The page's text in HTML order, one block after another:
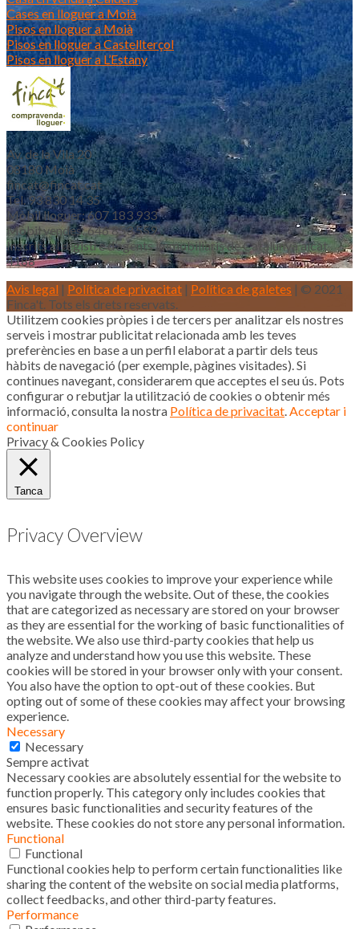
Cases en lloguer a Moià
Pisos en lloguer a Moià
Pisos en lloguer a Castellterçol
Pisos en lloguer a L’Estany
Av. de la Vila 20
08180 Moià
fincat@fincat.cat
Tel. 93 830 14 35
Mòbil lloguer: 607 183 933
Mòbil vendes: 646 853 559
Inscrits al registre d’agents immobiliaris de Catalunya aicat
4188
Avis legal | Política de privacitat | Política de galetes | © 2021
Finca't. Tots els drets reservats.
Utilitzem cookies pròpies i de tercers per analitzar els nostres
serveis i mostrar publicitat relacionada amb les teves
preferències en base a un perfil elaborat a partir dels teus
hàbits de navegació (per exemple, pàgines visitades). Si
continues navegant, considerarem que acceptes el seu ús. Pots
configurar o rebutjar la utilització de cookies o obtenir més
informació, consulta la nostra Política de privacitat Acceptar i
continuar
Privacy & Cookies Policy
Tanca
Privacy Overview
This website uses cookies to improve your experience while
you navigate through the website. Out of these, the cookies
that are categorized as necessary are stored on your browser
as they are essential for the working of basic functionalities of
the website. We also use third-party cookies that help us
analyze and understand how you use this website. These
cookies will be stored in your browser only with your consent.
You also have the option to opt-out of these cookies. But
opting out of some of these cookies may affect your browsing
experience.
Necessary
Necessary
Sempre activat
Necessary cookies are absolutely essential for the website to
function properly. This category only includes cookies that
ensures basic functionalities and security features of the
website. These cookies do not store any personal information.
Functional
Functional
Functional cookies help to perform certain functionalities like
sharing the content of the website on social media platforms,
collect feedbacks, and other third-party features.
Performance